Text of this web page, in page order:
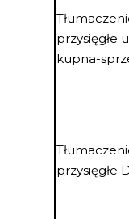
przysięgłe
kupna-
przysięgłe